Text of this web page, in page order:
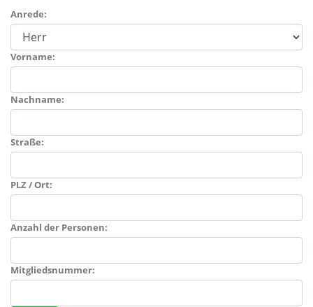
Anrede:
Vorname:
Nachname:
Straße:
PLZ / Ort:
Anzahl der Personen:
Mitgliedsnummer: